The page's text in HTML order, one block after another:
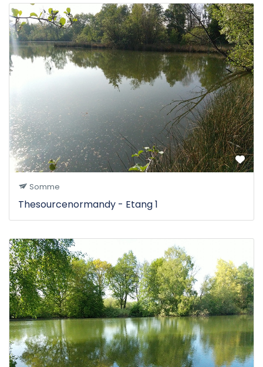
Somme
Thesourcenormandy - Etang 1